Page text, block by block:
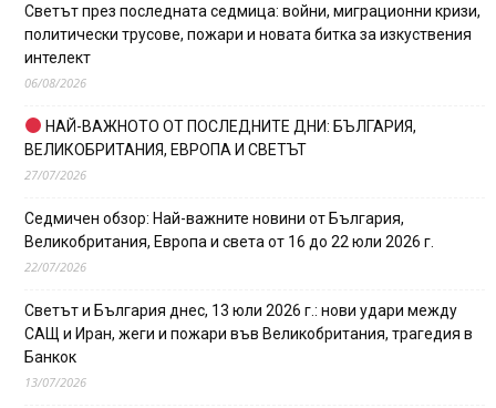
Светът през последната седмица: войни, миграционни кризи,
политически трусове, пожари и новата битка за изкуствения
интелект
06/08/2026
НАЙ-ВАЖНОТО ОТ ПОСЛЕДНИТЕ ДНИ: БЪЛГАРИЯ,
ВЕЛИКОБРИТАНИЯ, ЕВРОПА И СВЕТЪТ
27/07/2026
Седмичен обзор: Най-важните новини от България,
Великобритания, Европа и света от 16 до 22 юли 2026 г.
22/07/2026
Светът и България днес, 13 юли 2026 г.: нови удари между
САЩ и Иран, жеги и пожари във Великобритания, трагедия в
Банкок
13/07/2026